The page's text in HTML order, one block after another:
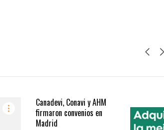
Canadevi, Conavi y AHM
firmaron convenios en
Madrid